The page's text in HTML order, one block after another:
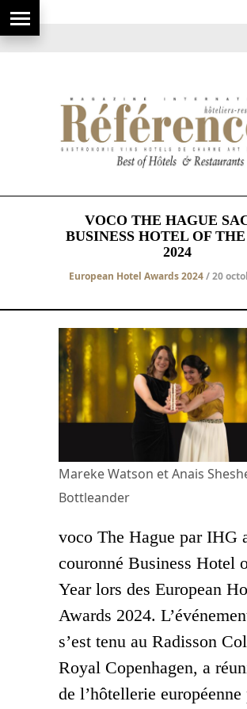
VOCO THE HAGUE
BUSINESS HOTEL OF
2024
European Hotel Awards 2024/ 20
Mareke Watson et Anais
Bottleander
voco The Hague par IHG
couronné Business Hotel
Year lors des European
Awards 2024.
s’est tenu au Radisson
Royal Copenhagen, a
de l’hôtellerie européenne